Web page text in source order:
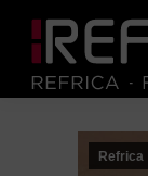
Refrica